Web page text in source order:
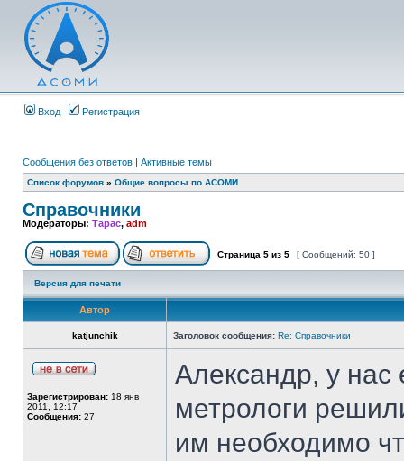
Вход Регистрация
Сообщения без ответов | Активные темы
Список форумов » Общие вопросы по АСОМИ
Справочники
Модераторы: Тарас, adm
Страница 5 из 5 [ Сообщений: 50 ]
Версия для печати
Автор
katjunchik Заголовок сообщения: Re: Справочники
Зарегистрирован: 18 янв
2011, 12:17
Сообщения: 27
Александр, у
метрологи
им необходимо